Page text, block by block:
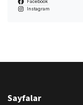
Facebook
Instagram
Sayfalar